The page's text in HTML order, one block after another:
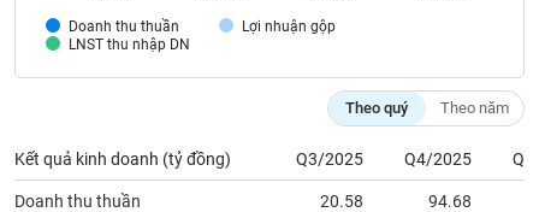
Doanh thu thuần
Lợi nhuận gộp
LNST thu nhập DN
Theo quý Theo năm
Kết quả kinh doanh (tỷ đồng) Q3/2025 Q4/2025
Doanh thu thuần 20.58 94.68
tích
(-)